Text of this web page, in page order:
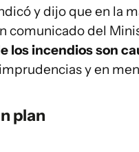
y dijo que en la
comunicado del
los incendios son
y en
plan